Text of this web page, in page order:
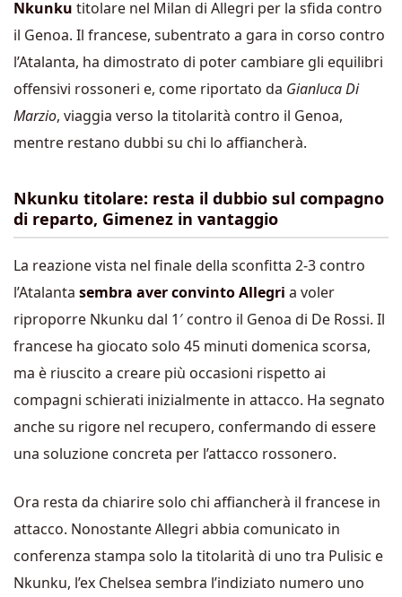
Nkunku titolare nel Milan di Allegri per la sfida contro
il Genoa. Il francese, subentrato a gara in corso contro
l’Atalanta, ha dimostrato di poter cambiare gli equilibri
offensivi rossoneri e, come riportato da Gianluca Di
Marzio, viaggia verso la titolarità contro il Genoa,
mentre restano dubbi su chi lo affiancherà.
Nkunku titolare: resta il dubbio sul compagno
di reparto, Gimenez in vantaggio
La reazione vista nel finale della sconfitta 2-3 contro
l’Atalanta sembra aver convinto Allegri a voler
riproporre Nkunku dal 1′ contro il Genoa di De Rossi. Il
francese ha giocato solo 45 minuti domenica scorsa,
ma è riuscito a creare più occasioni rispetto ai
compagni schierati inizialmente in attacco. Ha segnato
anche su rigore nel recupero, confermando di essere
una soluzione concreta per l’attacco rossonero.
Ora resta da chiarire solo chi affiancherà il francese in
attacco. Nonostante Allegri abbia comunicato in
conferenza stampa solo la titolarità di uno tra Pulisic e
Nkunku, l’ex Chelsea sembra l’indiziato numero uno